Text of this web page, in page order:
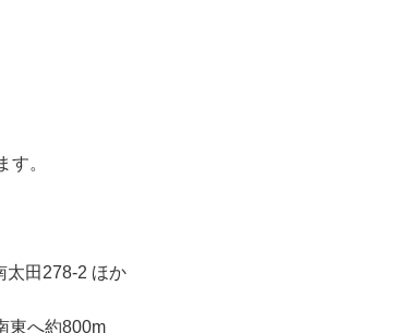
。
田278-2 ほか
へ約800m